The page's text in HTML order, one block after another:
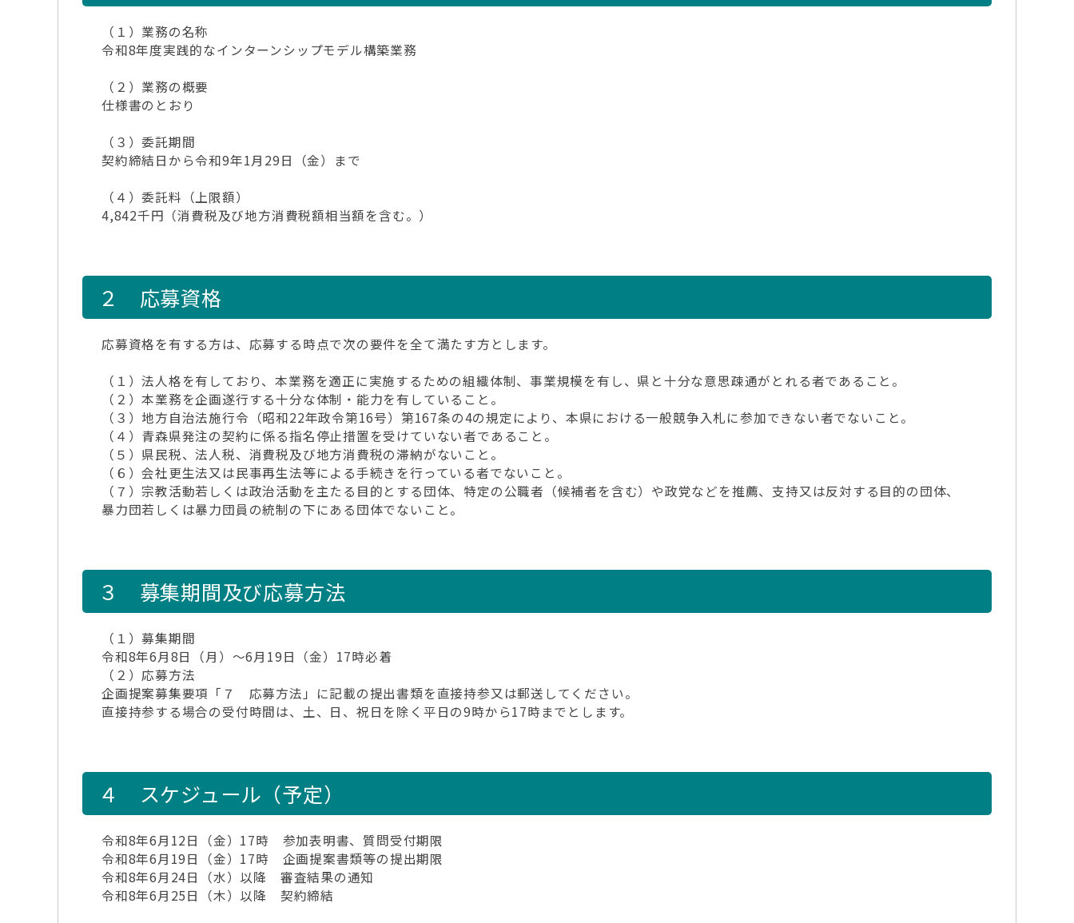
（１）業務の名称
令和8年度実践的なインターンシップモデル構築業務
（２）業務の概要
仕様書のとおり
（３）委託期間
契約締結日から令和9年1月29日（金）まで
（４）委託料（上限額）
4,842千円（消費税及び地方消費税額相当額を含む。）
２ 応募資格
応募資格を有する方は、応募する時点で次の要件を全て満たす方とします。
（１）法人格を有しており、本業務を適正に実施するための組織体制、事業規模を有し、県と十分な意思疎通がとれる者であること。
（２）本業務を企画遂行する十分な体制・能力を有していること。
（３）地方自治法施行令（昭和22年政令第16号）第167条の4の規定により、本県における一般競争入札に参加できない者でないこと。
（４）青森県発注の契約に係る指名停止措置を受けていない者であること。
（５）県民税、法人税、消費税及び地方消費税の滞納がないこと。
（６）会社更生法又は民事再生法等による手続きを行っている者でないこと。
（７）宗教活動若しくは政治活動を主たる目的とする団体、特定の公職者（候補者を含む）や政党などを推薦、支持又は反対する目的の団体、
暴力団若しくは暴力団員の統制の下にある団体でないこと。
３ 募集期間及び応募方法
（１）募集期間
令和8年6月8日（月）～6月19日（金）17時必着
（２）応募方法
企画提案募集要項「７ 応募方法」に記載の提出書類を直接持参又は郵送してください。
直接持参する場合の受付時間は、土、日、祝日を除く平日の9時から17時までとします。
４ スケジュール（予定）
令和8年6月12日（金）17時 参加表明書、質問受付期限
令和8年6月19日（金）17時 企画提案書類等の提出期限
令和8年6月24日（水）以降 審査結果の通知
令和8年6月25日（木）以降 契約締結